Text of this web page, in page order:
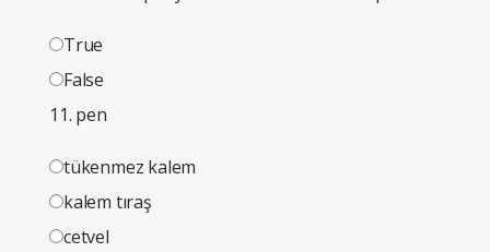
True
False
11. pen
tükenmez kalem
kalem tıraş
cetvel